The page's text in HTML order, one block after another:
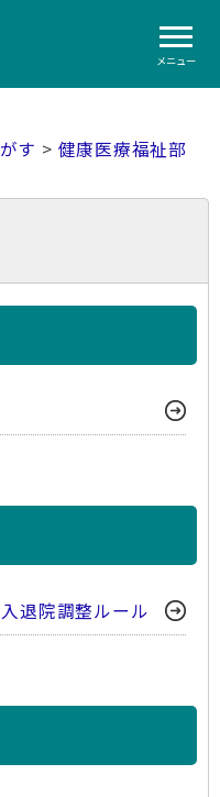
メニュー
す > 健康医療福祉部
退院調整ルール